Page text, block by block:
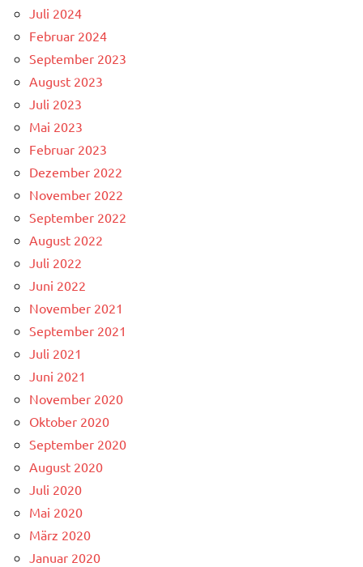
Juli 2024
Februar 2024
September 2023
August 2023
Juli 2023
Mai 2023
Februar 2023
Dezember 2022
November 2022
September 2022
August 2022
Juli 2022
Juni 2022
November 2021
September 2021
Juli 2021
Juni 2021
November 2020
Oktober 2020
September 2020
August 2020
Juli 2020
Mai 2020
März 2020
Januar 2020